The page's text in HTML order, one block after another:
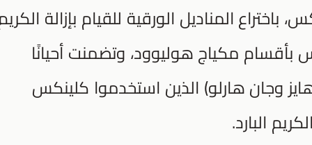
المناديل الورقية للقيام بإزالة
بأقسام مكياج هوليوود، وتضمنت أحيانًا
وجان هارلو) الذين استخدموا كلينكس
البارد.